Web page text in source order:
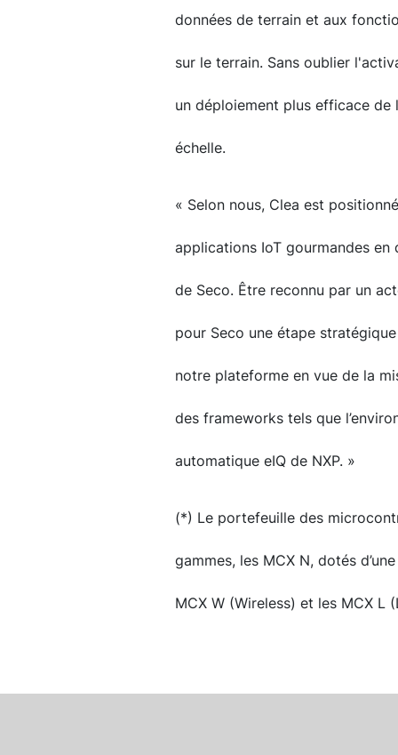
données de terrain et aux
sur le terrain. Sans oublier
un déploiement plus efficace de
échelle.
« Selon nous, Clea est
applications IoT gourmandes en
de Seco. Être reconnu par un
pour Seco une étape
notre plateforme en vue de la
des frameworks tels que
automatique eIQ de NXP. »
(*) Le portefeuille des
gammes, les MCX N, dotés
MCX W (Wireless) et les MCX L